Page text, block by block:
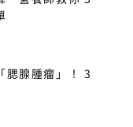
腮腺腫瘤」！ 3